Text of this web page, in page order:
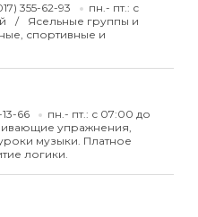
355-62-93
пн.- пт.: с
Ясельные группы и
спортивные и
66
пн.- пт.: с 07:00 до
упражнения,
музыки. Платное
логики.